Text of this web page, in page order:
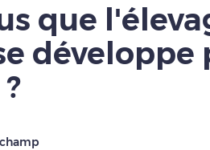
que